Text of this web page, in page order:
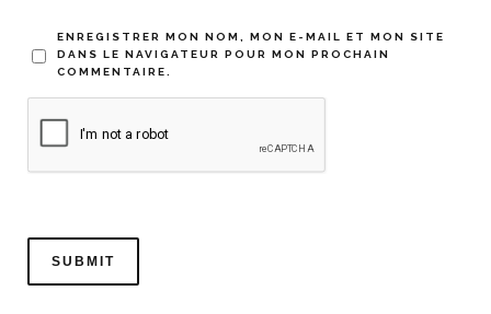
ENREGISTRER MON NOM, MON E-MAIL ET MON SITE
DANS LE NAVIGATEUR POUR MON PROCHAIN
COMMENTAIRE.